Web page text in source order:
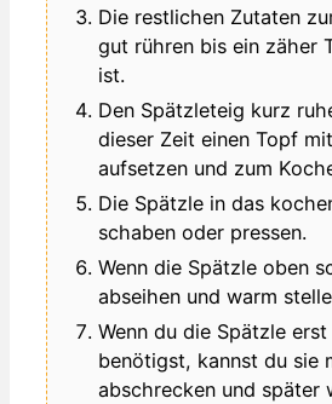
Die restlichen Zutaten
gut rühren bis ein zäher
ist.
Den Spätzleteig kurz
dieser Zeit einen Topf
aufsetzen und zum
Die Spätzle in das
schaben oder pressen.
Wenn die Spätzle oben
abseihen und warm
Wenn du die Spätzle
benötigst, kannst du sie
abschrecken und später